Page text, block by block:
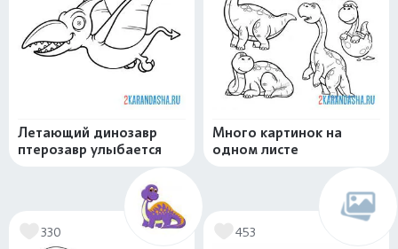
Летающий динозавр
птерозавр улыбается
Много картинок на
одном листе
330 453